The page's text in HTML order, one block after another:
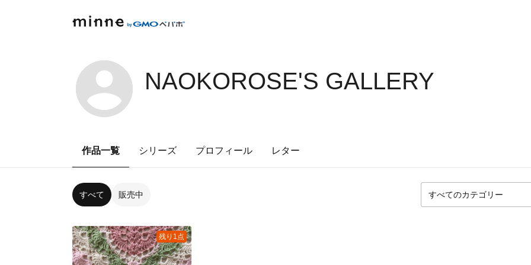
NAOKOROSE'S GALLERY
作品一覧 シリーズ プロフィール レター
すべて 販売中
残り1点